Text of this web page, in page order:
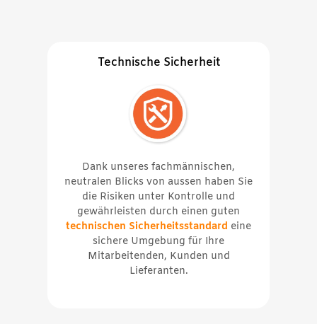
Technische Sicherheit
Dank unseres fachmännischen,
neutralen Blicks von aussen haben Sie
die Risiken unter Kontrolle und
gewährleisten durch einen guten
technischen Sicherheitsstandard eine
sichere Umgebung für Ihre
Mitarbeitenden, Kunden und
Lieferanten.